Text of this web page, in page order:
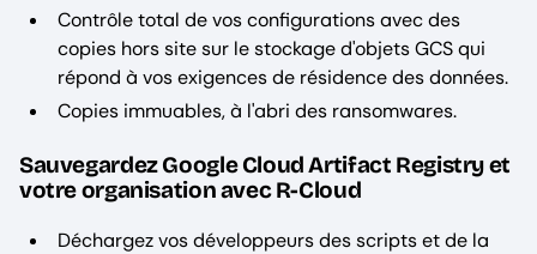
Contrôle total de vos configurations avec des
copies hors site sur le stockage d'objets GCS qui
répond à vos exigences de résidence des données.
Copies immuables, à l'abri des ransomwares.
Sauvegardez Google Cloud Artifact Registry et
votre organisation avec R-Cloud
Déchargez vos développeurs des scripts et de la